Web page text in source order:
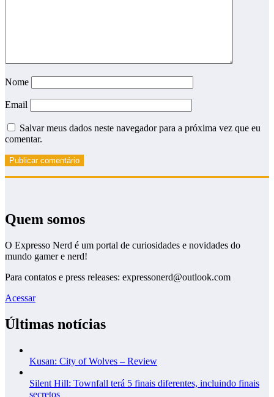
Nome
Email
Salvar meus dados neste navegador para a próxima vez que eu
comentar.
Quem somos
O Expresso Nerd é um portal de curiosidades e novidades do
mundo gamer e nerd!
Para contatos e press releases: expressonerd@outlook.com
Acessar
Últimas notícias
Kusan: City of Wolves – Review
Silent Hill: Townfall terá 5 finais diferentes, incluindo finais
secretos